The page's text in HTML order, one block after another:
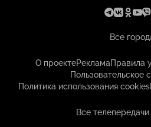
Все
О проектеРекламаПравила
Пользовательское
Политика использования cookies
Все